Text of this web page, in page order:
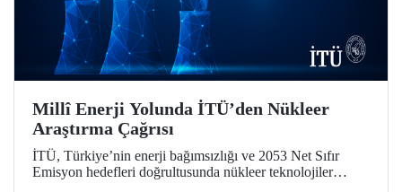
Millî Enerji Yolunda İTÜ’den Nükleer
Araştırma Çağrısı
İTÜ, Türkiye’nin enerji bağımsızlığı ve 2053 Net Sıfır
Emisyon hedefleri doğrultusunda nükleer teknolojiler